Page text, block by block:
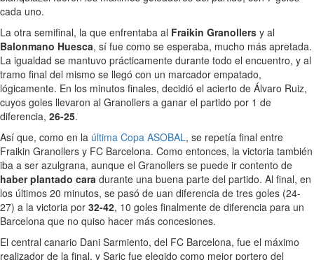
cada uno.
La otra semifinal, la que enfrentaba al Fraikin Granollers y al
Balonmano Huesca, sí fue como se esperaba, mucho más apretada.
La igualdad se mantuvo prácticamente durante todo el encuentro, y al
tramo final del mismo se llegó con un marcador empatado,
lógicamente. En los minutos finales, decidió el acierto de Álvaro Ruiz,
cuyos goles llevaron al Granollers a ganar el partido por 1 de
diferencia, 26-25.
Así que, como en la última Copa ASOBAL, se repetía final entre
Fraikin Granollers y FC Barcelona. Como entonces, la victoria también
iba a ser azulgrana, aunque el Granollers se puede ir contento de
haber plantado cara durante una buena parte del partido. Al final, en
los últimos 20 minutos, se pasó de uan diferencia de tres goles (24-
27) a la victoria por 32-42, 10 goles finalmente de diferencia para un
Barcelona que no quiso hacer más concesiones.
El central canario Dani Sarmiento, del FC Barcelona, fue el máximo
realizador de la final, y Saric fue elegido como mejor portero del